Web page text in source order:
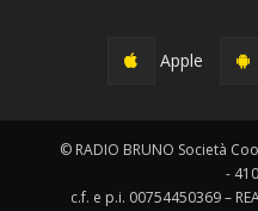
Apple
© RADIO BRUNO Società
-
c.f. e p.i. 00754450369 –